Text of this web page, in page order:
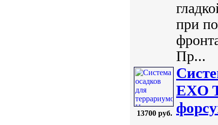
при
Пр...
13700 руб.
EXO